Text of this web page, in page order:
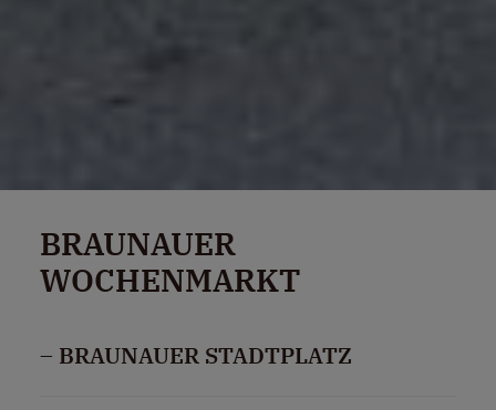
BRAUNAUER
WOCHENMARKT
– BRAUNAUER STADTPLATZ